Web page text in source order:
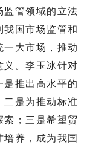
监管领域的立法
我国市场监管和
一大市场，推动
义。李玉冰针对
是推出高水平的
二是为推动标准
索；三是希望贸
养，成为我国